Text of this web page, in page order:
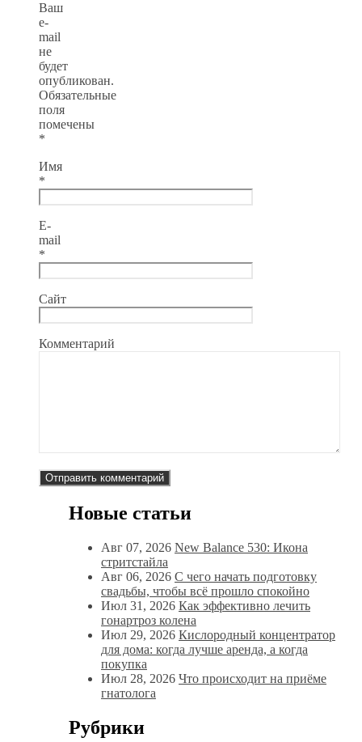
Ваш
e-
mail
не
будет
опубликован.
Обязательные
поля
помечены
*
Имя
*
E-
mail
*
Сайт
Комментарий
Новые статьи
Авг 07, 2026 New Balance 530: Икона
стритстайла
Авг 06, 2026 С чего начать подготовку
свадьбы, чтобы всё прошло спокойно
Июл 31, 2026 Как эффективно лечить
гонартроз колена
Июл 29, 2026 Кислородный концентратор
для дома: когда лучше аренда, а когда
покупка
Июл 28, 2026 Что происходит на приёме
гнатолога
Рубрики